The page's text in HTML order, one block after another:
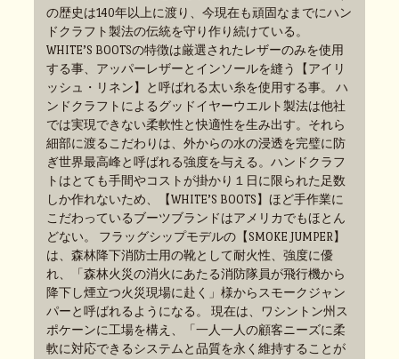
の歴史は140年以上に渡り、今現在も頑固なまでにハン
ドクラフト製法の伝統を守り作り続けている。
WHITE’S BOOTSの特徴は厳選されたレザーのみを使用
する事、アッパーレザーとインソールを縫う【アイリ
ッシュ・リネン】と呼ばれる太い糸を使用する事。 ハ
ンドクラフトによるグッドイヤーウエルト製法は他社
では実現できない柔軟性と快適性を生み出す。それら
細部に渡るこだわりは、外からの水の浸透を完璧に防
ぎ世界最高峰と呼ばれる強度を与える。ハンドクラフ
トはとても手間やコストが掛かり１日に限られた足数
しか作れないため、【WHITE’S BOOTS】ほど手作業に
こだわっているブーツブランドはアメリカでもほとん
どない。 フラッグシップモデルの【SMOKE JUMPER】
は、森林降下消防士用の靴として耐火性、強度に優
れ、「森林火災の消火にあたる消防隊員が飛行機から
降下し煙立つ火災現場に赴く」様からスモークジャン
パーと呼ばれるようになる。 現在は、ワシントン州ス
ポケーンに工場を構え、「一人一人の顧客ニーズに柔
軟に対応できるシステムと品質を永く維持することが